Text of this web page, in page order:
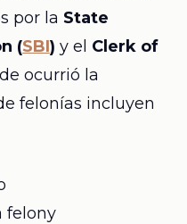
por la State
(SBI) y el Clerk of
ocurrió la
felonías incluyen
felony